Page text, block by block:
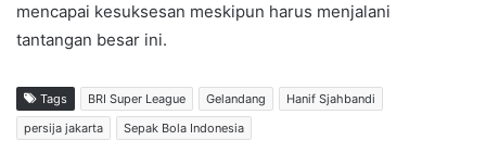
mencapai kesuksesan meskipun harus menjalani
tantangan besar ini.
Tags BRI Super League Gelandang
Hanif Sjahbandi
persija jakarta
Sepak Bola Indonesia